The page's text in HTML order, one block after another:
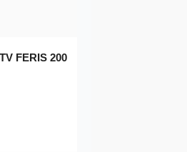
FERIS 200